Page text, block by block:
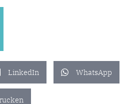
LinkedIn WhatsApp